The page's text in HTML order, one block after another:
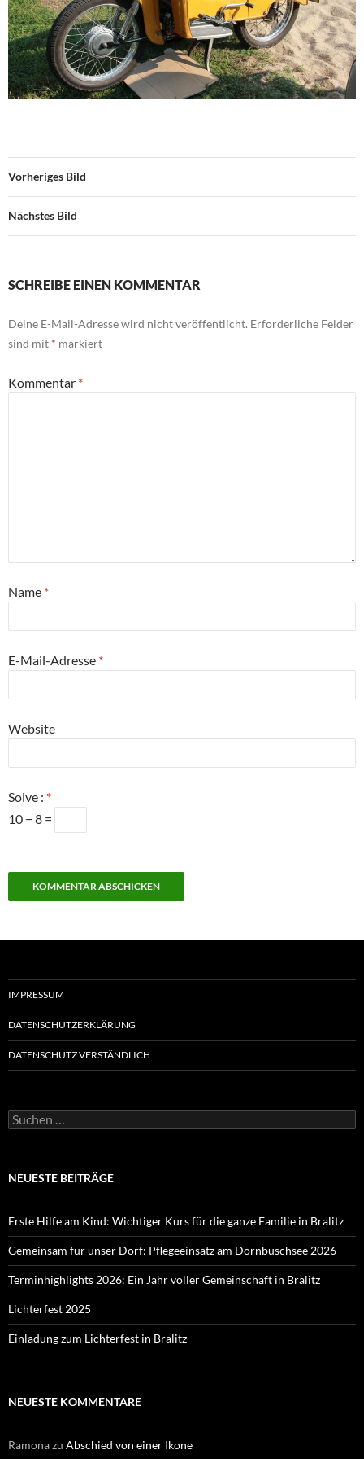
Vorheriges Bild
Nächstes Bild
SCHREIBE EINEN KOMMENTAR
Deine E-Mail-Adresse wird nicht veröffentlicht. Erforderliche Felder
sind mit * markiert
Kommentar *
Name *
E-Mail-Adresse *
Website
Solve : *
10 − 8 =
IMPRESSUM
DATENSCHUTZERKLÄRUNG
DATENSCHUTZ VERSTÄNDLICH
Suchen
nach:
NEUESTE BEITRÄGE
Erste Hilfe am Kind: Wichtiger Kurs für die ganze Familie in Bralitz
Gemeinsam für unser Dorf: Pflegeeinsatz am Dornbuschsee 2026
Terminhighlights 2026: Ein Jahr voller Gemeinschaft in Bralitz
Lichterfest 2025
Einladung zum Lichterfest in Bralitz
NEUESTE KOMMENTARE
Ramonazu Abschied von einer Ikone